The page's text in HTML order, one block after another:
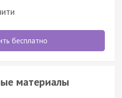
бесплатно
материалы